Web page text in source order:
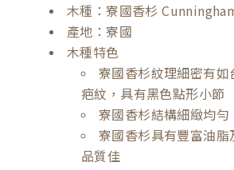
木種：寮國香杉
產地：寮國
木種特色
寮國香杉紋理細密有
疤紋，具有黑色點形小節
寮國香杉結構細緻均勻
寮國香杉具有豐富油
品質佳